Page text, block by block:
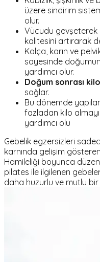
üzere sindirim
olur.
Vücudu gevşeterek
kalitesini artırarak
Kalça, karın ve
sayesinde
yardımcı olur.
Doğum sonrası
sağlar.
Bu dönemde
fazladan kilo
yardımcı olu
Gebelik egzersizleri
karnında gelişim
Hamileliği boyunca
pilates ile ilgilenen
daha huzurlu ve mutlu